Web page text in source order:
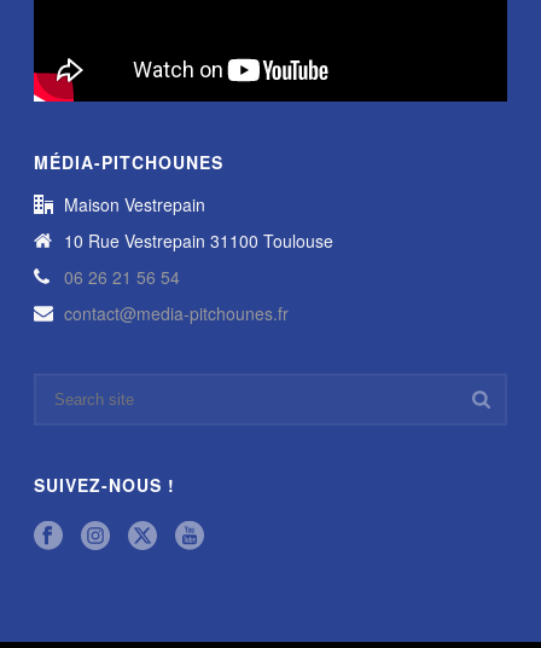
MÉDIA-PITCHOUNES
Maison Vestrepain
10 Rue Vestrepain 31100 Toulouse
06 26 21 56 54
contact@media-pitchounes.fr
SUIVEZ-NOUS !